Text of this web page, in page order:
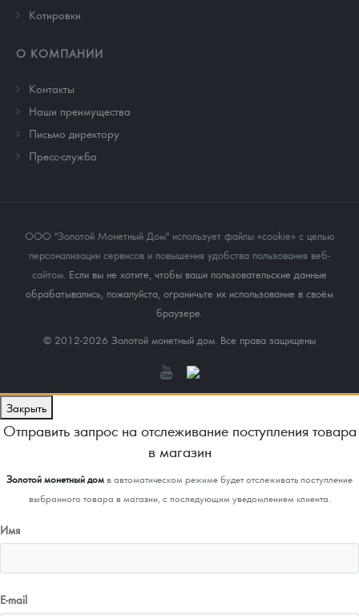
Котировки
О КОМПАНИИ
Контакты
Наши преимущества
Письмо директору
Пресс-служба
ООО "Золотой Монетный Дом" использует файлы «cookie» с целью
персонализации сервисов и повышения удобства пользования веб-
сайтом . Если вы не хотите, чтобы ваши пользовательские данные
обрабатывались, пожалуйста, ограничьте их использование в своём
браузере.
© 2012-2026 Золотой монетный дом. Все права защищены
Закрыть
Отправить запрос на отслеживание поступления товара
в магазин
Золотой монетный домв автоматическом режиме будет отслеживать поступление
выбранного товара в магазин, с последующим уведомлением клиента.
Имя
E-mail